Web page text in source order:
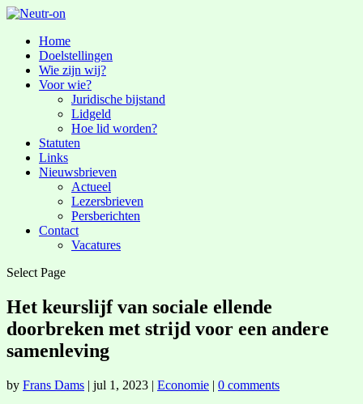
Home
Doelstellingen
Wie zijn wij?
Voor wie?
Juridische bijstand
Lidgeld
Hoe lid worden?
Statuten
Links
Nieuwsbrieven
Actueel
Lezersbrieven
Persberichten
Contact
Vacatures
Select Page
Het keurslijf van sociale ellende
doorbreken met strijd voor een andere
samenleving
by Frans Dams | jul 1, 2023 | Economie | 0 comments